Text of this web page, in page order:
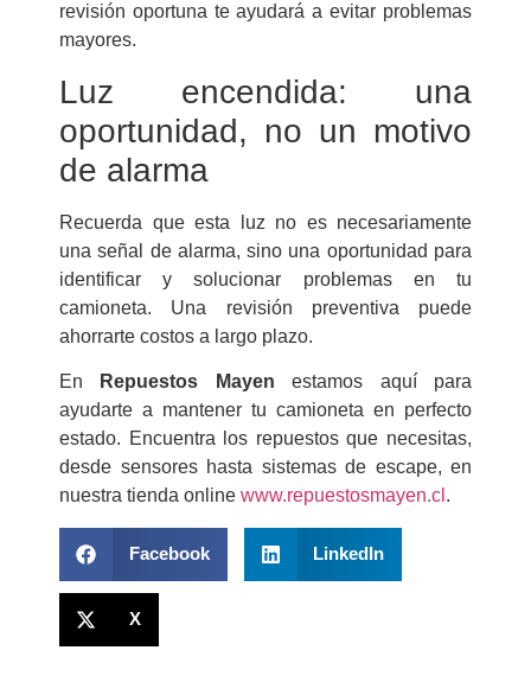
revisión oportuna te ayudará a evitar problemas
mayores.
Luz encendida: una
oportunidad, no un motivo
de alarma
Recuerda que esta luz no es necesariamente
una señal de alarma, sino una oportunidad para
identificar y solucionar problemas en tu
camioneta. Una revisión preventiva puede
ahorrarte costos a largo plazo.
En Repuestos Mayen estamos aquí para
ayudarte a mantener tu camioneta en perfecto
estado. Encuentra los repuestos que necesitas,
desde sensores hasta sistemas de escape, en
nuestra tienda online www.repuestosmayen.cl .
Facebook LinkedIn
X